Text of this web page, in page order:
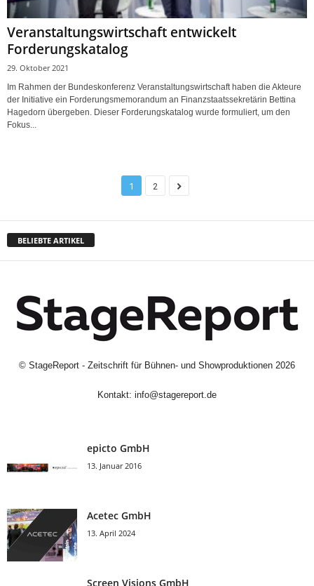
Veranstaltungswirtschaft entwickelt
Forderungskatalog
29. Oktober 2021
Im Rahmen der Bundeskonferenz Veranstaltungswirtschaft haben die Akteure
der Initiative ein Forderungsmemorandum an Finanzstaatssekretärin Bettina
Hagedorn übergeben. Dieser Forderungskatalog wurde formuliert, um den
Fokus...
1 2
BELIEBTE ARTIKEL
© StageReport - Zeitschrift für Bühnen- und Showproduktionen 2026
Kontakt: info@stagereport.de
epicto GmbH
13. Januar 2016
Acetec GmbH
13. April 2024
Screen Visions GmbH